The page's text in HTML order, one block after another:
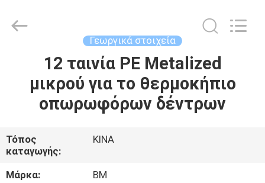
ΠΡΟΪΌΝΤΑ
ΒΊΝΤΕΟ
ΣΧΕΤΙΚΆ
Exporting
Γεωργικά στοιχεία
12 ταινία PE Metalized
μικρού για το θερμοκήπιο
οπωρωφόρων δέντρων
Τόπος
καταγωγής:
ΚΙΝΑ
Μάρκα:
BM